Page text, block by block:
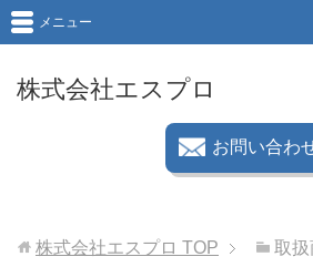
株式会社エスプロ
お問い合わ
メニュー
株式会社エスプロ TOP 取扱